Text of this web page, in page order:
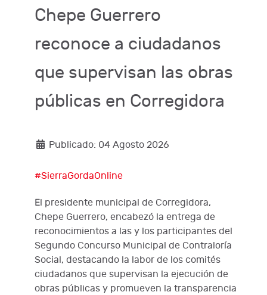
Chepe Guerrero
reconoce a ciudadanos
que supervisan las obras
públicas en Corregidora
Publicado: 04 Agosto 2026
#SierraGordaOnline
El presidente municipal de Corregidora,
Chepe Guerrero, encabezó la entrega de
reconocimientos a las y los participantes del
Segundo Concurso Municipal de Contraloría
Social, destacando la labor de los comités
ciudadanos que supervisan la ejecución de
obras públicas y promueven la transparencia